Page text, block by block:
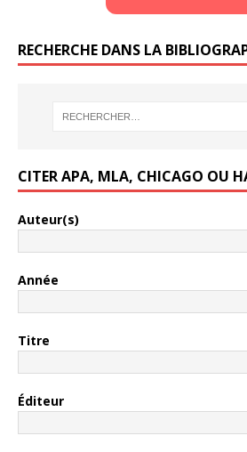
RECHERCHE DANS LA
CITER APA, MLA, CHICAGO OU
Auteur(s)
Année
Titre
Éditeur